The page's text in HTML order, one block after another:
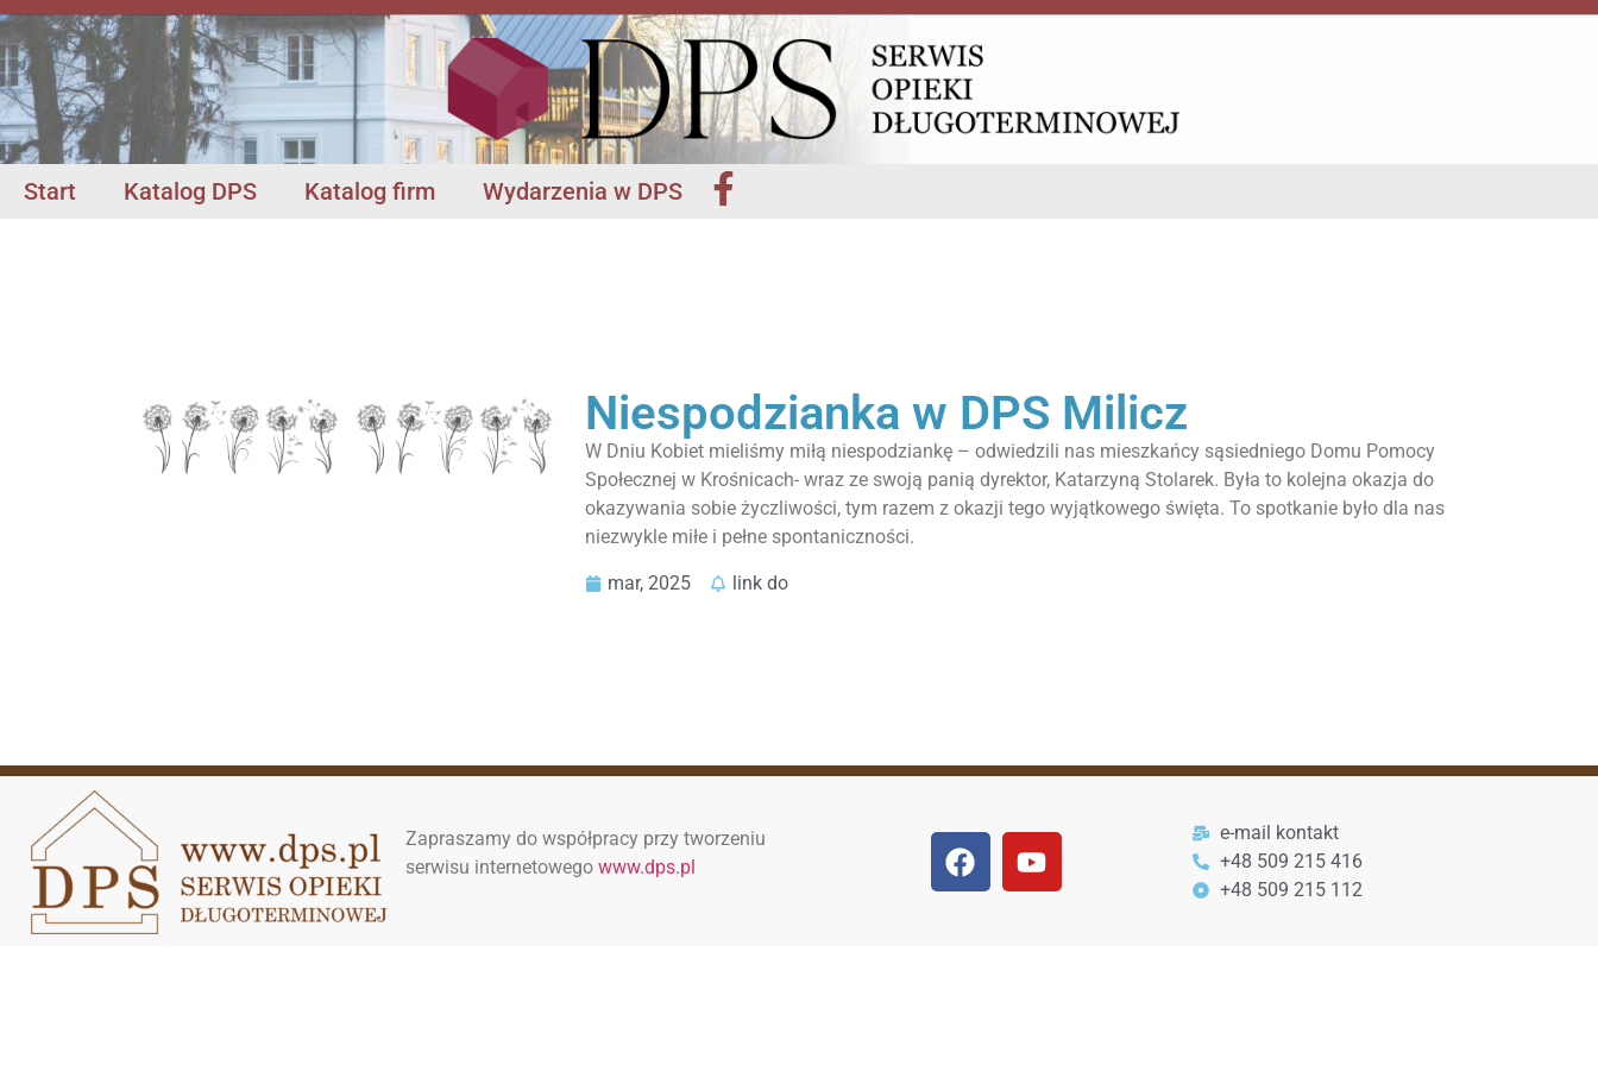
Start Katalog DPS Katalog firm Wydarzenia w DPS
Niespodzianka w DPS Milicz
W Dniu Kobiet mieliśmy miłą niespodziankę – odwiedzili nas mieszkańcy sąsiedniego Domu Pomocy
Społecznej w Krośnicach- wraz ze swoją panią dyrektor, Katarzyną Stolarek. Była to kolejna okazja do
okazywania sobie życzliwości, tym razem z okazji tego wyjątkowego święta. To spotkanie było dla nas
niezwykle miłe i pełne spontaniczności.
mar, 2025 link do
Zapraszamy do współpracy przy tworzeniu
serwisu internetowego www.dps.pl
e-mail kontakt
+48 509 215 416
+48 509 215 112